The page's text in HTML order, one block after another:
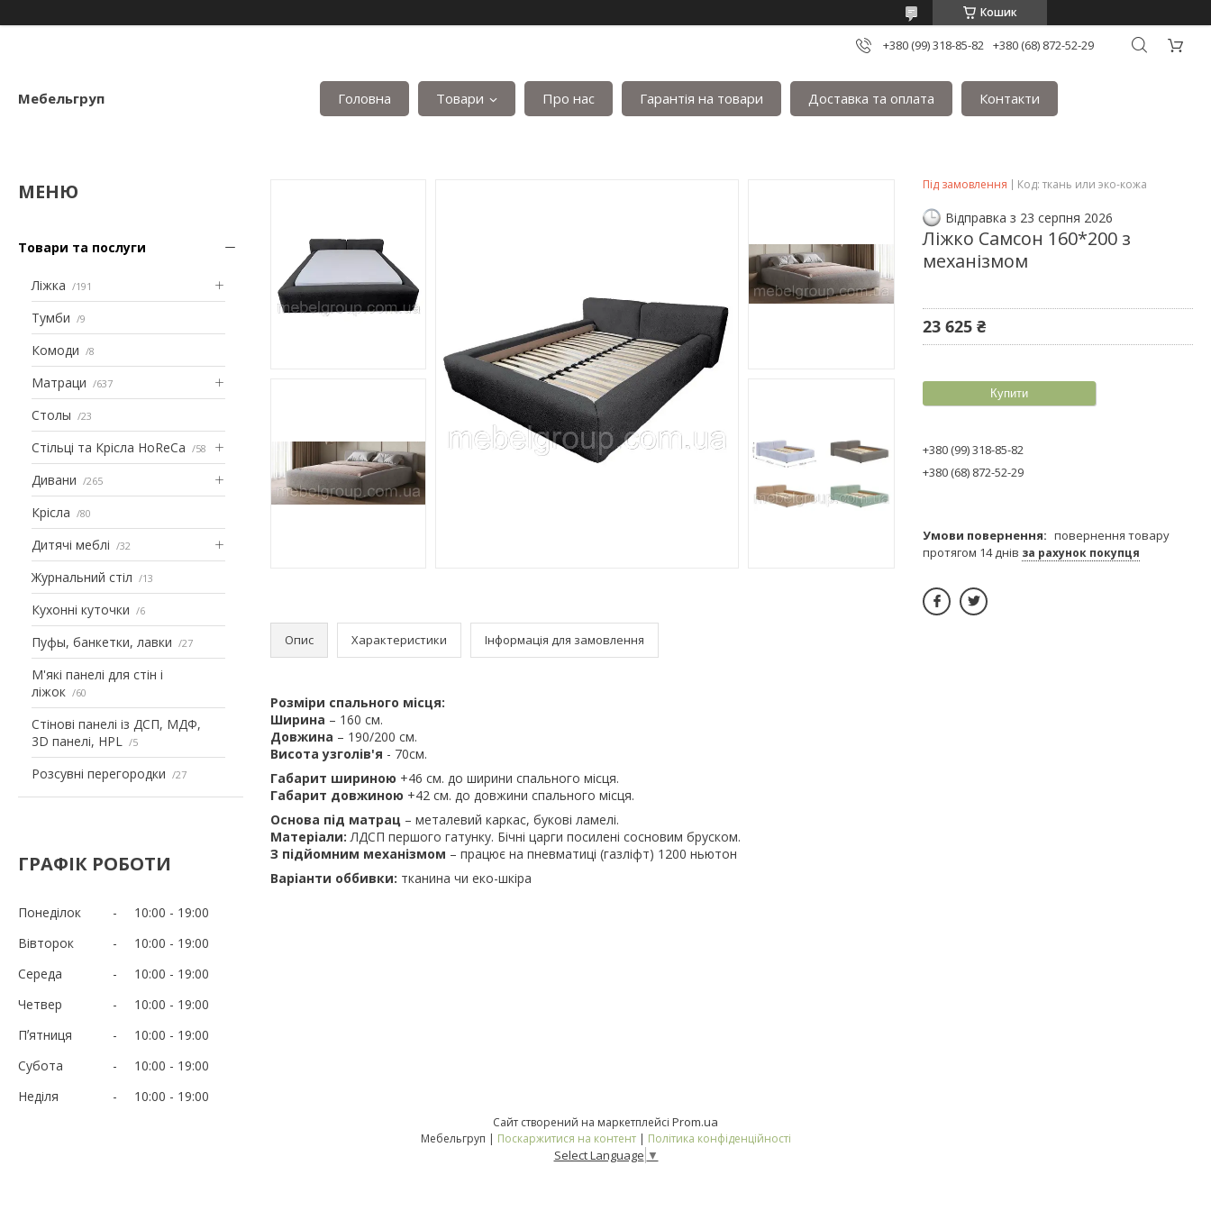
Кошик
+380 (99) 318-85-82 +380 (68) 872-52-29
Мебельгруп Головна Товари Про нас Гарантія на товари Доставка та оплата Контакти
Товари та послуги
Ліжка 191
Тумби 9
Комоди 8
Матраци 637
Столы 23
Стільці та Крісла HoReCa 58
Дивани 265
Крісла 80
Дитячі меблі 32
Журнальний стіл 13
Кухонні куточки 6
Пуфы, банкетки, лавки 27
М'які панелі для стін і
ліжок
60
Стінові панелі із ДСП, МДФ,
3D панелі, HPL
5
Розсувні перегородки 27
ГРАФІК РОБОТИ
Понеділок 10:00
19:00
Вівторок
10:00
19:00
Середа
10:00
19:00
Четвер
10:00
19:00
Пʼятниця
10:00
19:00
Субота
10:00
19:00
Неділя
10:00 19:00
Опис Характеристики Інформація для замовлення
Розміри спального місця:
Ширина – 160 см.
Довжина – 190/200 см.
Висота узголів'я - 70см.
Габарит шириною +46 см. до ширини спального місця.
Габарит довжиною +42 см. до довжини спального місця.
Основа під матрац – металевий каркас, букові ламелі.
Матеріали: ЛДСП першого гатунку. Бічні царги посилені сосновим бруском.
З підйомним механізмом – працює на пневматиці (газліфт) 1200 ньютон
Варіанти оббивки: тканина чи еко-шкіра
Під замовлення Код: ткань или эко-кожа
Відправка з 23 серпня 2026
Ліжко Самсон 160*200 з
механізмом
23 625 ₴
Купити
+380 (99) 318-85-82
+380 (68) 872-52-29
повернення товару
протягом 14 днів за рахунок покупця
Сайт створений на маркетплейсі Prom.ua
Мебельгруп | Поскаржитися на контент | Політика конфіденційності
Select Language ▼